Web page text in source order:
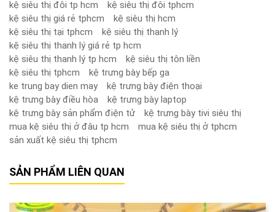
kệ siêu thị đôi tp hcm
kệ siêu thị đôi tphcm
kệ siêu thị giá rẻ tphcm
kệ siêu thị hcm
kệ siêu thị tại tphcm
kệ siêu thị thanh lý
kệ siêu thị thanh lý giá rẻ tp hcm
kệ siêu thị thanh lý tp hcm
kệ siêu thị tôn liền
kệ siêu thị tphcm
kệ trưng bày bếp ga
ke trung bay dien may
kệ trưng bày điện thoại
kệ trưng bày điều hòa
kệ trưng bày laptop
kệ trưng bày sản phẩm điện tử
kệ trưng bày tivi siêu thị
mua kệ siêu thị ở đâu tp hcm
mua kệ siêu thị ở tphcm
sản xuất kệ siêu thị tphcm
SẢN PHẨM LIÊN QUAN